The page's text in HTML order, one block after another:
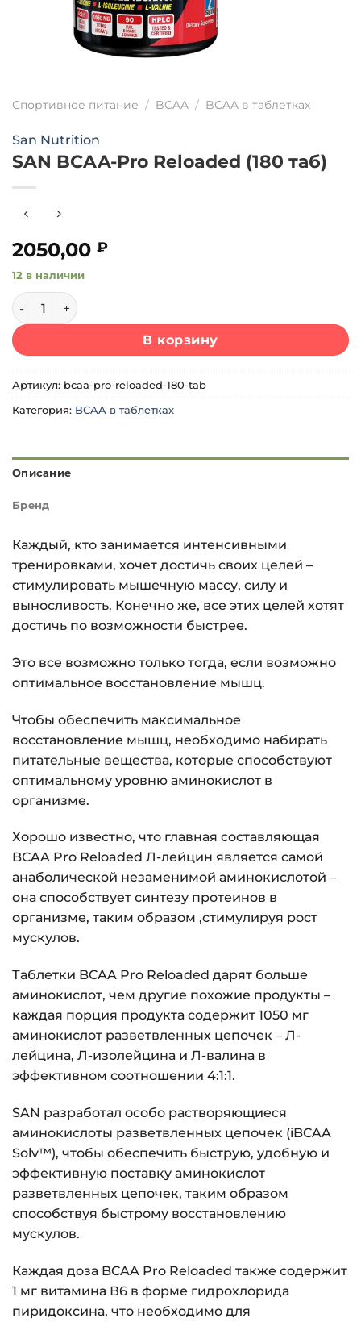
Спортивное питание / BCAA / BCAA в таблетках
San Nutrition
SAN BCAA-Pro Reloaded (180 таб)
2050,00 ₽
12 в наличии
Количество товара SAN BCAA-Pro Reloaded (180 таб)
В корзину
Артикул: bcaa-pro-reloaded-180-tab
Категория: BCAA в таблетках
Описание
Бренд
Каждый, кто занимается интенсивными
тренировками, хочет достичь своих целей –
стимулировать мышечную массу, силу и
выносливость. Конечно же, все этих целей хотят
достичь по возможности быстрее.
Это все возможно только тогда, если возможно
оптимальное восстановление мышц.
Чтобы обеспечить максимальное
восстановление мышц, необходимо набирать
питательные вещества, которые способствуют
оптимальному уровню аминокислот в
организме.
Хорошо известно, что главная составляющая
BCAA Pro Reloaded Л-лейцин является самой
анаболической незаменимой аминокислотой –
она способствует синтезу протеинов в
организме, таким образом ,стимулируя рост
мускулов.
Таблетки BCAA Pro Reloaded дарят больше
аминокислот, чем другие похожие продукты –
каждая порция продукта содержит 1050 мг
аминокислот разветвленных цепочек – Л-
лейцина, Л-изолейцина и Л-валина в
эффективном соотношении 4:1:1.
SAN разработал особо растворяющиеся
аминокислоты разветвленных цепочек (iBCAA
Solv™), чтобы обеспечить быструю, удобную и
эффективную поставку аминокислот
разветвленных цепочек, таким образом
способствуя быстрому восстановлению
мускулов.
Каждая доза BCAA Pro Reloaded также содержит
1 мг витамина В6 в форме гидрохлорида
пиридоксина, что необходимо для